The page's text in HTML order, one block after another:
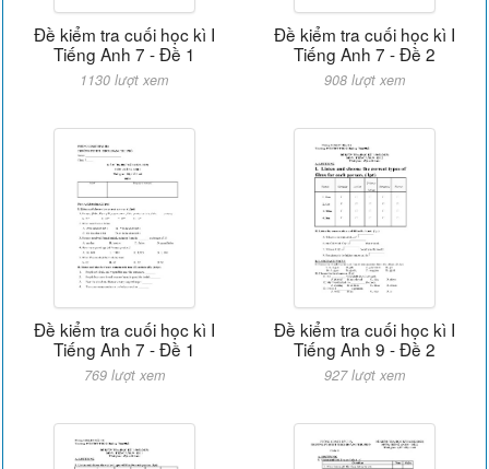
Đề kiểm tra cuối học kì I
Tiếng Anh 7 - Đề 1
1130 lượt xem
Đề kiểm tra cuối học kì I
Tiếng Anh 7 - Đề 2
908 lượt xem
Đề kiểm tra cuối học kì I
Tiếng Anh 7 - Đề 1
769 lượt xem
Đề kiểm tra cuối học kì I
Tiếng Anh 9 - Đề 2
927 lượt xem